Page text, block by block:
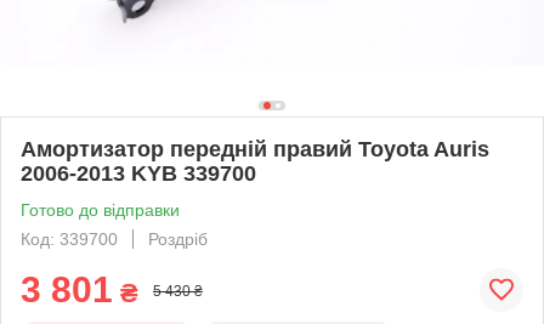
Амортизатор передній правий Toyota Auris
2006-2013 KYB 339700
Готово до відправки
Код: 339700
Роздріб
3 801 ₴ 5 430 ₴